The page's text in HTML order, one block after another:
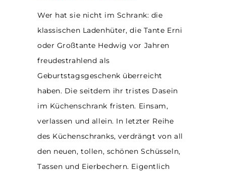
Wer hat sie nicht im Schrank: die
klassischen Ladenhüter, die Tante Erni
oder Großtante Hedwig vor Jahren
freudestrahlend als
Geburtstagsgeschenk überreicht
haben. Die seitdem ihr tristes Dasein
im Küchenschrank fristen. Einsam,
verlassen und allein. In letzter Reihe
des Küchenschranks, verdrängt von all
den neuen, tollen, schönen Schüsseln,
Tassen und Eierbechern. Eigentlich